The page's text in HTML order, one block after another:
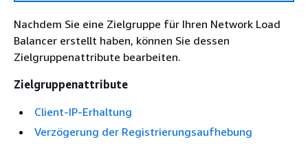
Nachdem Sie eine Zielgruppe für Ihren Network Load
Balancer erstellt haben, können Sie dessen
Zielgruppenattribute bearbeiten.
Zielgruppenattribute
Client-IP-Erhaltung
Verzögerung der Registrierungsaufhebung